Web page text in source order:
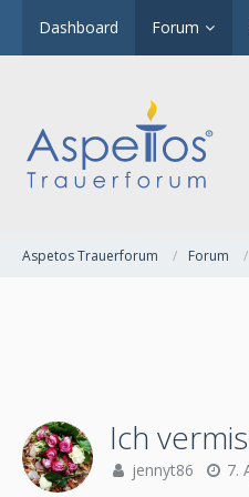
Dashboard Forum
Aspetos Trauerforum Forum
Ich
jennyt86 7.